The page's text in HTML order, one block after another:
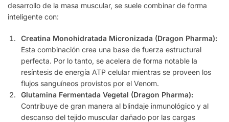
desarrollo de la masa muscular, se suele combinar de forma
inteligente con:
Creatina Monohidratada Micronizada (Dragon Pharma):
Esta combinación crea una base de fuerza estructural
perfecta. Por lo tanto, se acelera de forma notable la
resíntesis de energía ATP celular mientras se proveen los
flujos sanguíneos provistos por el Venom.
Glutamina Fermentada Vegetal (Dragon Pharma):
Contribuye de gran manera al blindaje inmunológico y al
descanso del tejido muscular dañado por las cargas